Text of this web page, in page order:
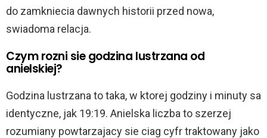
do zamkniecia dawnych historii przed nowa,
swiadoma relacja.
Czym rozni sie godzina lustrzana od
anielskiej?
Godzina lustrzana to taka, w ktorej godziny i minuty sa
identyczne, jak 19:19. Anielska liczba to szerzej
rozumiany powtarzajacy sie ciag cyfr traktowany jako